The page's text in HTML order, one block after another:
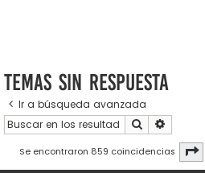
Temas sin respuesta
Ir a búsqueda avanzada
Buscar
Se encontraron 859 coincidencias